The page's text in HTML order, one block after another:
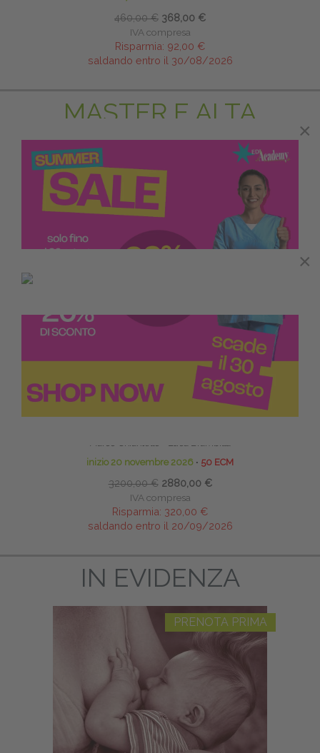
460,00 € 368,00 €
IVA compresa
Risparmia: 92,00 €
saldando entro il 30/08/2026
MASTER E ALTA
FORMAZIONE
PRENOTA PRIMA
TECNICHE OSTEOPATICHE STRUTTURALI - MASTER
Marco Chiantello - Luca Brambilla
inizio 20 novembre 2026 ∙ 50 ECM
3200,00 € 2880,00 €
IVA compresa
Risparmia: 320,00 €
saldando entro il 20/09/2026
IN EVIDENZA
PRENOTA PRIMA
×
×